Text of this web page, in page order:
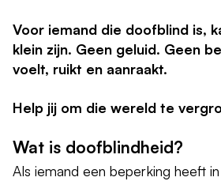
Voor iemand die doofblind is,
klein zijn. Geen geluid. Geen
voelt, ruikt en aanraakt.
Help jij om die wereld te
Wat is doofblindheid?
Als iemand een beperking heeft